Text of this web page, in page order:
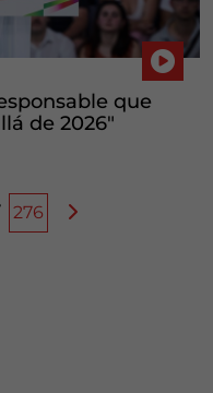
que
de 2026"
276